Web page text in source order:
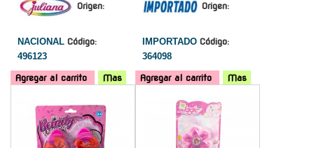
Origen:
NACIONAL Código:
496123
Agregar al carrito Mas
Origen:
IMPORTADO Código:
364098
Agregar al carrito
Mas